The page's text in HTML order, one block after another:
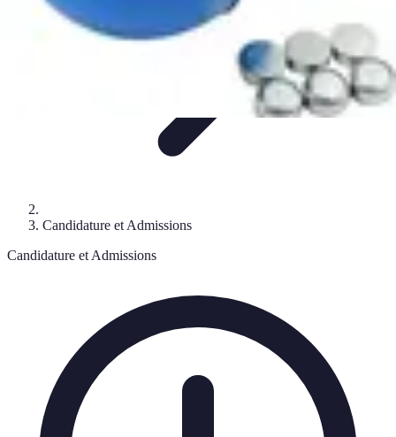
Candidature et Admissions
Candidature et Admissions